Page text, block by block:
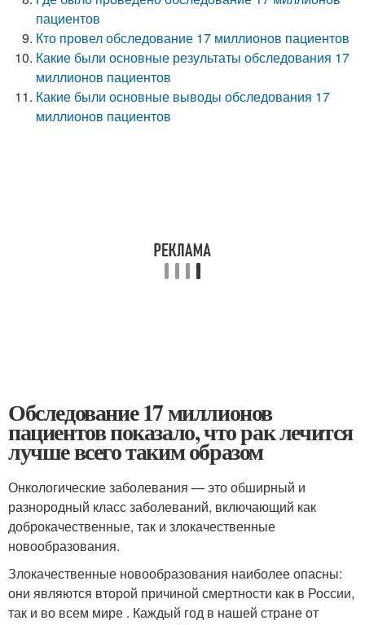
пациентов
Кто провел обследование 17 миллионов пациентов
Какие были основные результаты обследования 17
миллионов пациентов
Какие были основные выводы обследования 17
миллионов пациентов
Обследование 17 миллионов
пациентов показало, что рак лечится
лучше всего таким образом
Онкологические заболевания — это обширный и
разнородный класс заболеваний, включающий как
доброкачественные, так и злокачественные
новообразования.
Злокачественные новообразования наиболее опасны:
они являются второй причиной смертности как в России,
так и во всем мире . Каждый год в нашей стране от